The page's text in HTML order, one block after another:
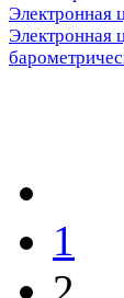
Электронная
Электронная
1